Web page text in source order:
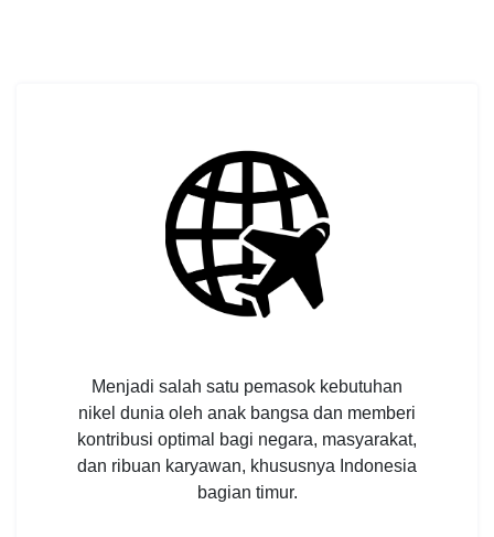
Menjadi salah satu pemasok kebutuhan
nikel dunia oleh anak bangsa dan memberi
kontribusi optimal bagi negara, masyarakat,
dan ribuan karyawan, khususnya Indonesia
bagian timur.